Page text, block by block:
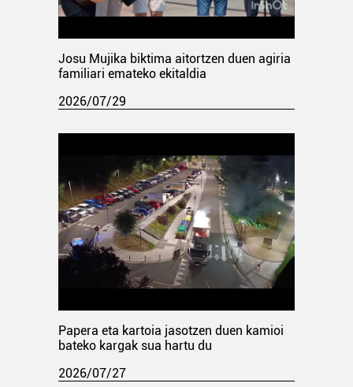
Josu Mujika biktima aitortzen duen agiria
familiari emateko ekitaldia
2026/07/29
Papera eta kartoia jasotzen duen kamioi
bateko kargak sua hartu du
2026/07/27